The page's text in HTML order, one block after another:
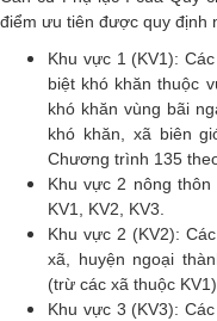
điểm ưu tiên được quy định
Khu vực 1 (KV1):
biệt khó khăn thuộc
khó khăn vùng bãi
khó khăn, xã biên
Chương trình 135
Khu vực 2 nông
KV1, KV2, KV3.
Khu vực 2 (KV2):
xã, huyện ngoại
(trừ các xã thuộc KV1).
Khu vực 3 (KV3):